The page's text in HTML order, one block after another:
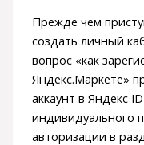
Прежде чем
создать личный
вопрос «как
Яндекс.Маркете»
аккаунт в Яндекс
индивидуального
авторизации в